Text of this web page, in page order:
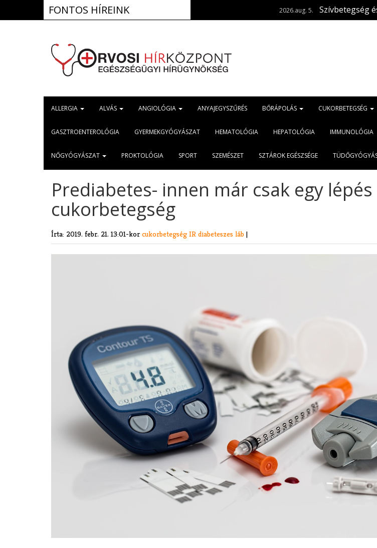
FONTOS HÍREINK Szívbetegség és
ALLERGIA ALVÁS ANGIOLÓGIA ANYAJEGYSZŰRÉS BŐRÁPOLÁS CUKORBETEGSÉG
GASZTROENTEROLÓGIA GYERMEKGYÓGYÁSZAT HEMATOLÓGIA HEPATOLÓGIA IMMUNOLÓGIA
NŐGYÓGYÁSZAT PROKTOLÓGIA SPORT SZEMÉSZET SZTÁROK EGÉSZSÉGE
Prediabetes- innen már csak egy lépés
cukorbetegség
Írta: 2019. febr. 21. 13:01-kor cukorbetegség IR diabeteszes láb |